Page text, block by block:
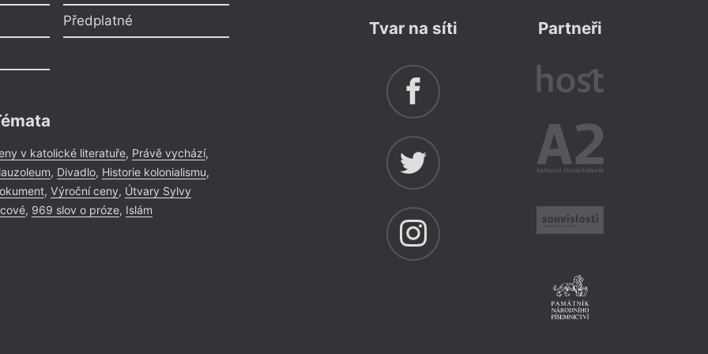
Předplatné
v katolické literatuře, Právě vychází,
, Divadlo, Historie kolonialismu,
, Výroční ceny, Útvary Sylvy
, 969 slov o próze, Islám
Tvar na síti Partneři